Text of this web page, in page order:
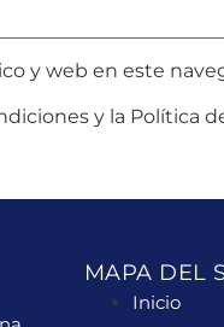
y web en este
y la Política
MAPA DEL
Inicio